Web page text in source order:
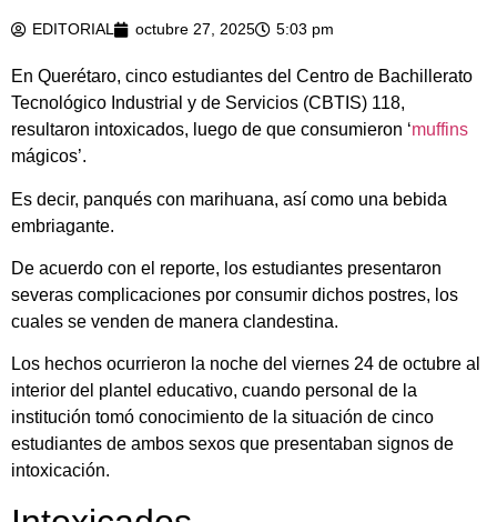
EDITORIAL octubre 27, 2025 5:03 pm
En Querétaro, cinco estudiantes del Centro de Bachillerato
Tecnológico Industrial y de Servicios (CBTIS) 118,
resultaron intoxicados, luego de que consumieron ‘muffins
mágicos’.
Es decir, panqués con marihuana, así como una bebida
embriagante.
De acuerdo con el reporte, los estudiantes presentaron
severas complicaciones por consumir dichos postres, los
cuales se venden de manera clandestina.
Los hechos ocurrieron la noche del viernes 24 de octubre al
interior del plantel educativo, cuando personal de la
institución tomó conocimiento de la situación de cinco
estudiantes de ambos sexos que presentaban signos de
intoxicación.